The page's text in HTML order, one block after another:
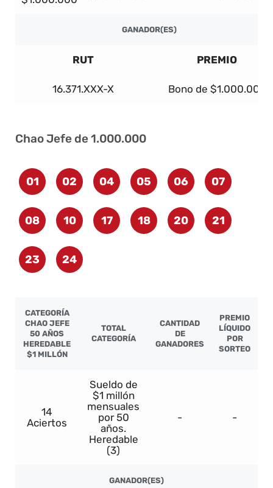
GANADOR(ES)
RUT PREMIO
16.371.XXX-X Bono de $1.000.000
Chao Jefe de 1.000.000
01 02 04 05 06 07
08 10 17 18 20 21
23 24
CATEGORÍA
CHAO JEFE
50 AÑOS
HEREDABLE
$1 MILLÓN
TOTAL
CATEGORÍA
CANTIDAD
DE
GANADORES
PREMIO
LÍQUIDO
POR
SORTEO
14
Aciertos
Sueldo de
$1 millón
mensuales
por 50
años.
Heredable
(3)
- -
GANADOR(ES)